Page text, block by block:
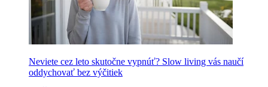
Neviete cez leto skutočne vypnúť? Slow living vás naučí
oddychovať bez výčitiek